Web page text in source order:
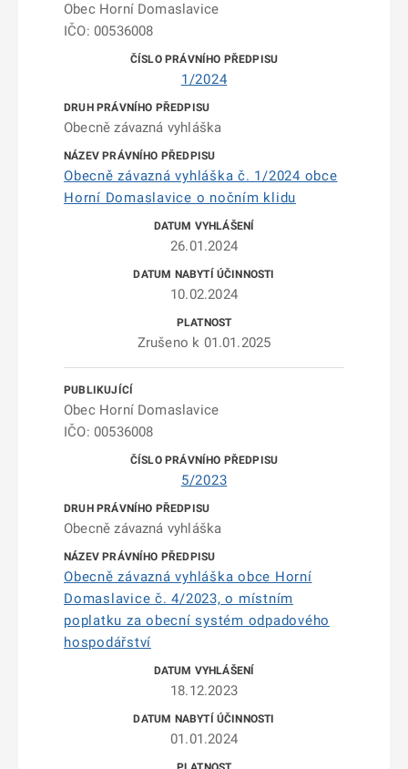
Obec Horní Domaslavice
IČO: 00536008
1/2024
Obecně závazná vyhláška
Obecně závazná vyhláška č. 1/2024 obce
Horní Domaslavice o nočním klidu
26.01.2024
10.02.2024
Zrušeno k 01.01.2025
Obec Horní Domaslavice
IČO: 00536008
5/2023
Obecně závazná vyhláška
Obecně závazná vyhláška obce Horní
Domaslavice č. 4/2023, o místním
poplatku za obecní systém odpadového
hospodářství
18.12.2023
01.01.2024